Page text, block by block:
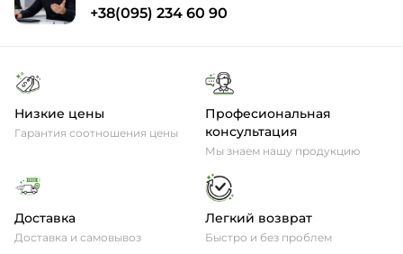
+38(095) 234 60 90
Низкие цены
Гарантия соотношения цены
Професиональная
консультация
Мы знаем нашу продукцию
Доставка
Доставка и самовывоз
Легкий возврат
Быстро и без проблем